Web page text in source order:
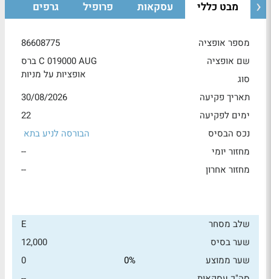
מבט כללי עסקאות פרופיל גרפים
מספר אופציה
86608775
שם אופציה
ברס C 019000 AUG
סוג
אופציות על מניות
תאריך פקיעה
30/08/2026
ימים לפקיעה
22
נכס הבסיס
הבורסה לניע בתא
מחזור יומי
--
מחזור אחרון
--
שלב מסחר
E
שער בסיס
12,000
שער ממוצע
0%
0